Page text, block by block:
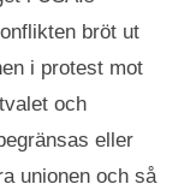
bröt ut
i protest mot
och
eller
unionen och så